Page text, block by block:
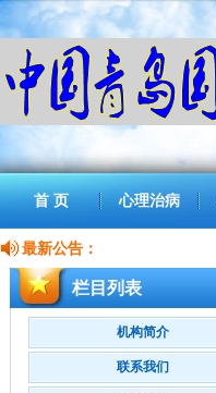
首 页 心理治病
最新公告：
栏目列表
机构简介
联系我们